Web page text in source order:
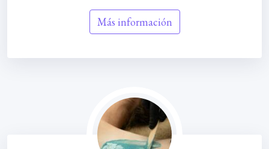
Más información